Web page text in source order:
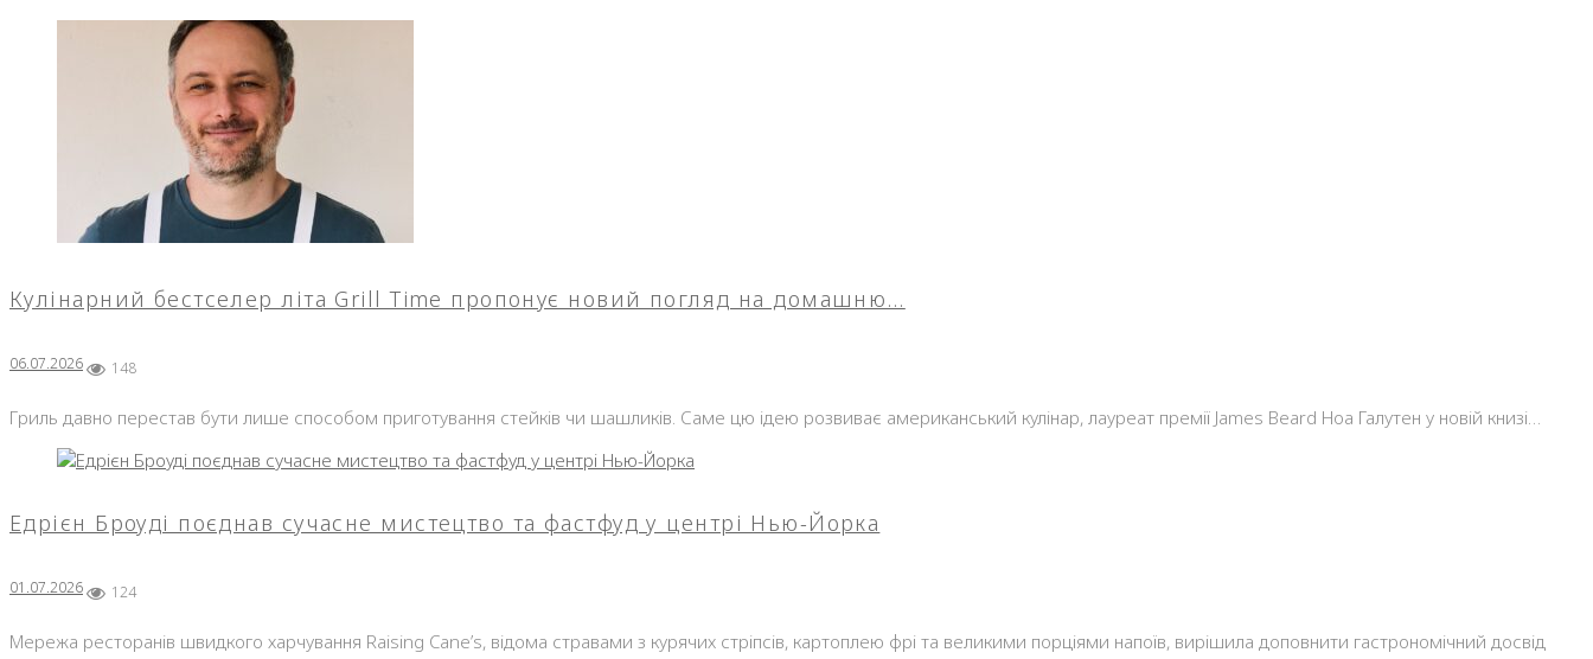
Кулінарний бестселер літа Grill Time пропонує новий погляд на домашню…
06.07.2026 148
Гриль давно перестав бути лише способом приготування стейків чи шашликів. Саме цю ідею розвиває американський кулінар, лауреат премії James Beard Ноа Галутен у новій книзі…
Едрієн Броуді поєднав сучасне мистецтво та фастфуд у центрі Нью-Йорка
01.07.2026 124
Мережа ресторанів швидкого харчування Raising Cane’s, відома стравами з курячих стріпсів, картоплею фрі та великими порціями напоїв, вирішила доповнити гастрономічний досвід